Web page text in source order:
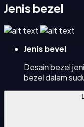
Jenis bezel
Jenis bevel
Desain bezel
bezel dalam